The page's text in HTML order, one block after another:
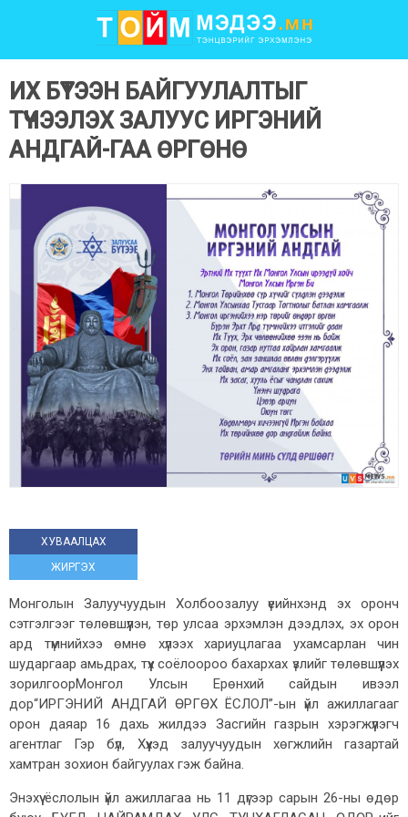
ИХ БҮТЭЭН БАЙГУУЛАЛТЫГ
ТҮҮЧЭЭЛЭХ ЗАЛУУС ИРГЭНИЙ
АНДГАЙ-ГАА ӨРГӨНӨ
ХУВААЛЦАХ
ЖИРГЭХ
Монголын Залуучуудын Холбоозалуу үеийнхэнд эх оронч
сэтгэлгээг төлөвшүүлэн, төр улсаа эрхэмлэн дээдлэх, эх орон
ард түмнийхээ өмнө хүлээх хариуцлагаа ухамсарлан чин
шударгаар амьдрах, түүх соёлоороо бахархах үзлийг төлөвшүүлэх
зорилгоорМонгол Улсын Ерөнхий сайдын ивээл
дор“ИРГЭНИЙ АНДГАЙ ӨРГӨХ ЁСЛОЛ”-ын үйл ажиллагааг
орон даяар 16 дахь жилдээ Засгийн газрын хэрэгжүүлэгч
агентлаг Гэр бүл, Хүүхэд залуучуудын хөгжлийн газартай
хамтран зохион байгуулах гэж байна.
Энэхүү ёслолын үйл ажиллагаа нь 11 дүгээр сарын 26-ны өдөр